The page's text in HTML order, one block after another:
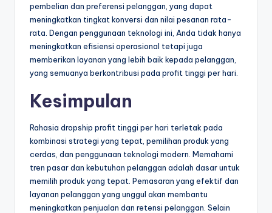
pembelian dan preferensi pelanggan, yang dapat
meningkatkan tingkat konversi dan nilai pesanan rata-
rata. Dengan penggunaan teknologi ini, Anda tidak hanya
meningkatkan efisiensi operasional tetapi juga
memberikan layanan yang lebih baik kepada pelanggan,
yang semuanya berkontribusi pada profit tinggi per hari.
Kesimpulan
Rahasia dropship profit tinggi per hari terletak pada
kombinasi strategi yang tepat, pemilihan produk yang
cerdas, dan penggunaan teknologi modern. Memahami
tren pasar dan kebutuhan pelanggan adalah dasar untuk
memilih produk yang tepat. Pemasaran yang efektif dan
layanan pelanggan yang unggul akan membantu
meningkatkan penjualan dan retensi pelanggan. Selain